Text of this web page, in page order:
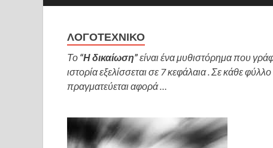
ΛΟΓΟΤΕΧΝΙΚΌ
Το “Η δικαίωση”είναι ένα μυθιστόρημα που
ιστορία εξελίσσεται σε 7 κεφάλαια . Σε κάθε
πραγματεύεται αφορά …